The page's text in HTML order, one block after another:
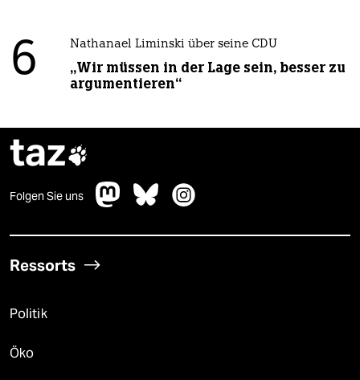
6 Nathanael Liminski über seine CDU
„Wir müssen in der Lage sein, besser zu
argumentieren“
taz
Folgen Sie uns
Ressorts
Politik
Öko